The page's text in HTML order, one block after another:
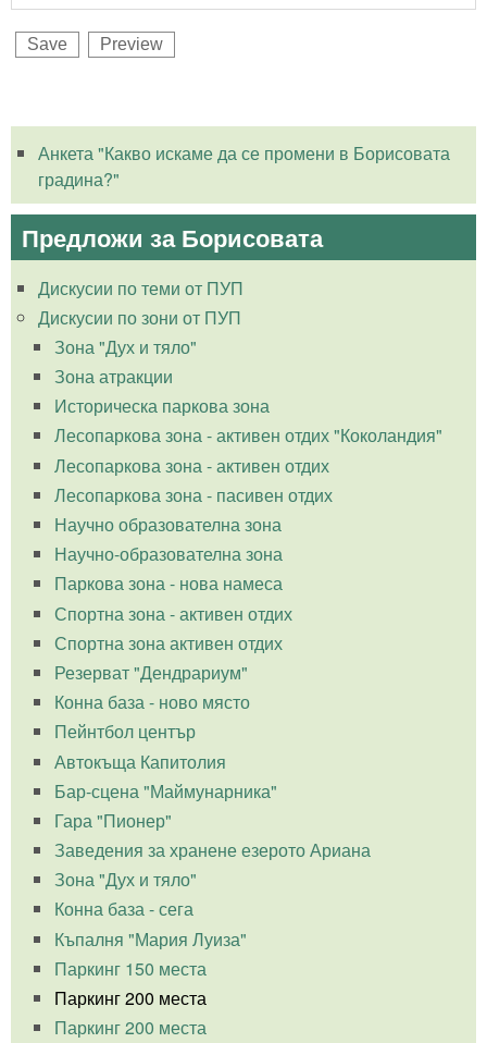
Анкета "Какво искаме да се промени в Борисовата
градина?"
Предложи за Борисовата
Дискусии по теми от ПУП
Дискусии по зони от ПУП
Зона "Дух и тяло"
Зона атракции
Историческа паркова зона
Лесопаркова зона - активен отдих "Коколандия"
Лесопаркова зона - активен отдих
Лесопаркова зона - пасивен отдих
Научно образователна зона
Научно-образователна зона
Паркова зона - нова намеса
Спортна зона - активен отдих
Спортна зона активен отдих
Резерват "Дендрариум"
Конна база - ново място
Пейнтбол център
Автокъща Капитолия
Бар-сцена "Маймунарника"
Гара "Пионер"
Заведения за хранене езерото Ариана
Зона "Дух и тяло"
Конна база - сега
Къпалня "Мария Луиза"
Паркинг 150 места
Паркинг 200 места
Паркинг 200 места